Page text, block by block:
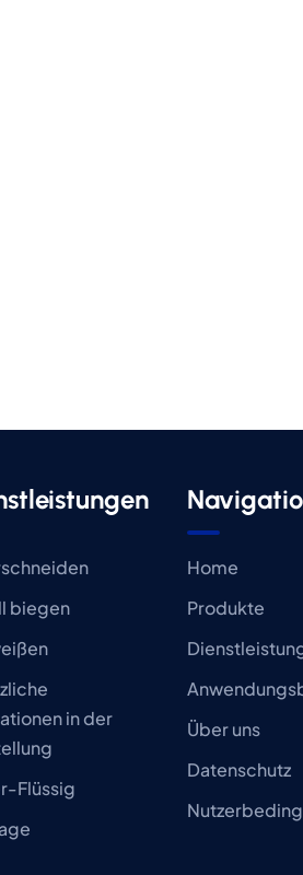
biegen
in der
Flüssig
Home
Produkte
Über uns
Datenschutz